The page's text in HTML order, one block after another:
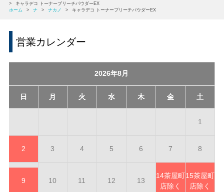
>
キャラデコ トーナーブリーチパウダーEX
ホーム
> ナ > ナカノ > キャラデコ トーナーブリーチパウダーEX
営業カレンダー
2026年8月
日 月 火 水 木 金 土
1
2 3 4 5 6 7 8
9 10 11 12 13
14茶屋町
店除く
15茶屋町
店除く